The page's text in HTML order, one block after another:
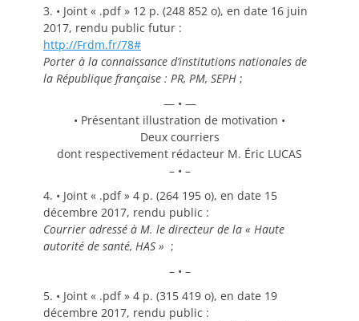
3. • Joint « .pdf » 12 p. (248 852 o), en date 16 juin
2017, rendu public futur :
http://Frdm.fr/78#
Porter à la connaissance d’institutions nationales de
la République française : PR, PM, SEPH ;
— • —
• Présentant illustration de motivation •
Deux courriers
dont respectivement rédacteur M. Éric LUCAS
– • –
4. • Joint « .pdf » 4 p. (264 195 o), en date 15
décembre 2017, rendu public :
Courrier adressé à M. le directeur de la « Haute
autorité de santé, HAS » ;
– • –
5. • Joint « .pdf » 4 p. (315 419 o), en date 19
décembre 2017, rendu public :